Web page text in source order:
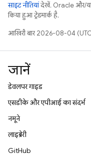
साइट नीतियांदेखें. Oracle और/या
किया हुआ ट्रेडमार्क है.
आखिरी बार 2026-08-04
जानें
डेवलपर गाइड
एसडीके और एपीआई का संदर्भ
नमूने
लाइब्रेरी
GitHub